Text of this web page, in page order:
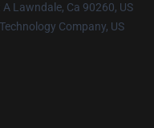
Lawndale, Ca 90260, US
Company, US